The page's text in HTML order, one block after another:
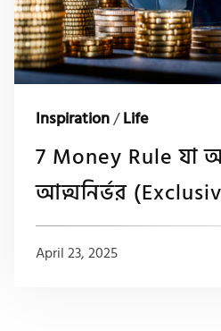
Inspiration/Life
7 Money Rule যা
আত্মনির্ভর
April 23, 2025